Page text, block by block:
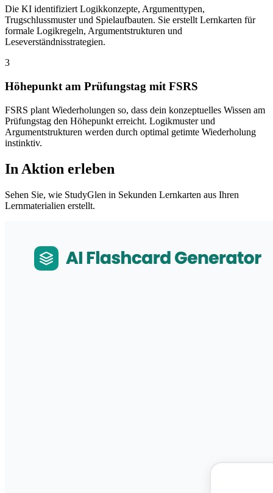
Die KI identifiziert Logikkonzepte, Argumenttypen,
Trugschlussmuster und Spielaufbauten. Sie erstellt Lernkarten für
formale Logikregeln, Argumentstrukturen und
Leseverständnisstrategien.
3
Höhepunkt am Prüfungstag mit FSRS
FSRS plant Wiederholungen so, dass dein konzeptuelles Wissen am
Prüfungstag den Höhepunkt erreicht. Logikmuster und
Argumentstrukturen werden durch optimal getimte Wiederholung
instinktiv.
In Aktion erleben
Sehen Sie, wie StudyGlen in Sekunden Lernkarten aus Ihren
Lernmaterialien erstellt.